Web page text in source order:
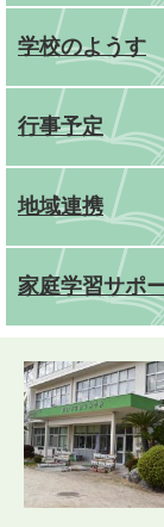
学校のようす
行事予定
地域連携
家庭学習サポ